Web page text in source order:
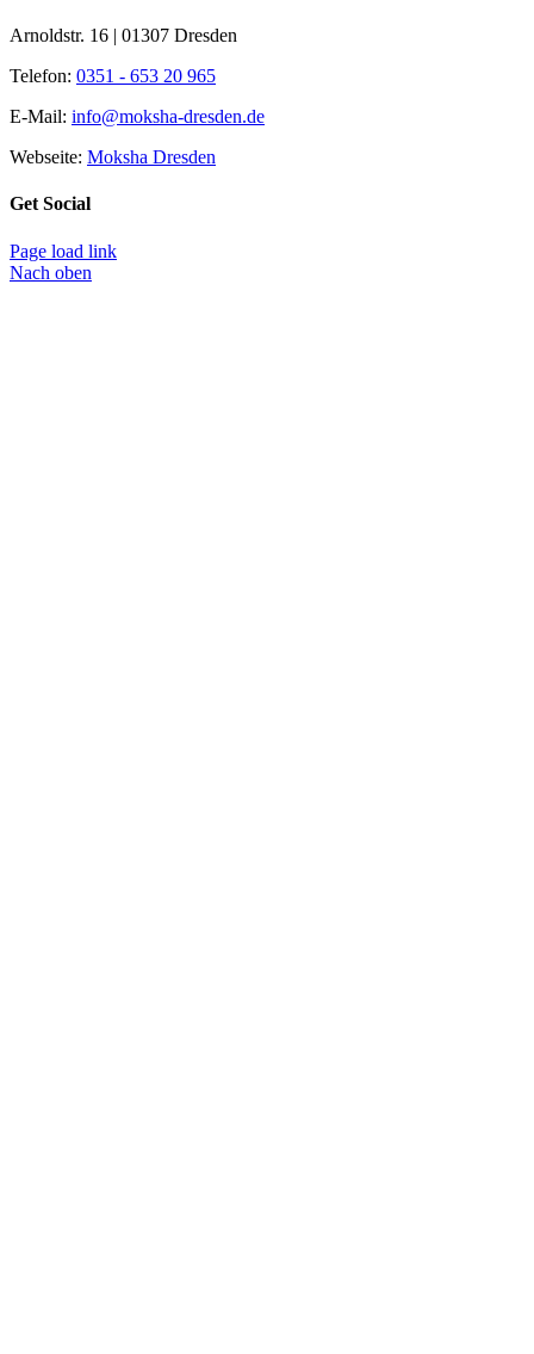
Arnoldstr. 16 | 01307 Dresden
Telefon: 0351 - 653 20 965
E-Mail: info@moksha-dresden.de
Webseite: Moksha Dresden
Get Social
Page load link
Nach oben